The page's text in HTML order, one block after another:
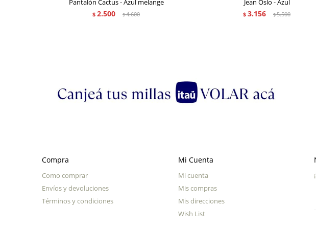
$ 2.500 $4.600 $ 3.156 $5.500
Compra
Como comprar
Envíos y devoluciones
Términos y condiciones
Mi Cuenta
Mi cuenta
Mis compras
Mis direcciones
Wish List